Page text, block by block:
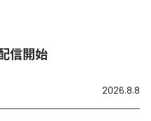
信開始
2026.8.8